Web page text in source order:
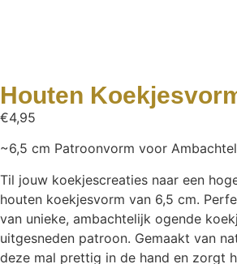
Houten
€4,95
~6,5 cm Patroonvorm voor
Til jouw koekjescreaties naar een
houten koekjesvorm van 6,5 cm.
van unieke, ambachtelijk ogende
uitgesneden patroon. Gemaakt van
deze mal prettig in de hand en zorgt